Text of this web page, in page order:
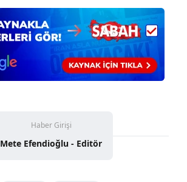
Haber Girişi
Mete Efendioğlu - Editör